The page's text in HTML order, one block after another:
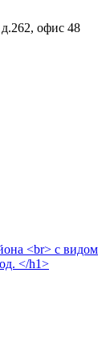
д.262, офис 48
<br> с видом
</h1>